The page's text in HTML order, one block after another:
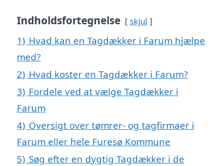
Indholdsfortegnelse skjul
1) Hvad kan en Tagdækker i Farum hjælpe
med?
2) Hvad koster en Tagdækker i Farum?
3) Fordele ved at vælge Tagdækker i
Farum
4) Oversigt over tømrer- og tagfirmaer i
Farum eller hele Furesø Kommune
5) Søg efter en dygtig Tagdækker i de